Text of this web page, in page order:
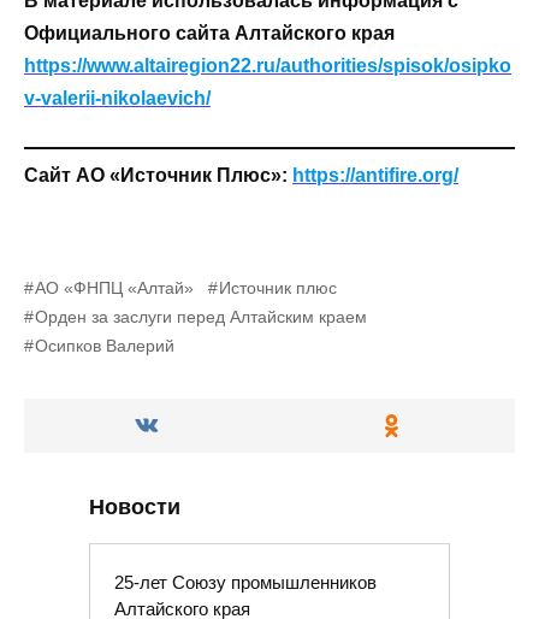
Официального сайта Алтайского края
https://www.altairegion22.ru/authorities/spisok/osipko
v-valerii-nikolaevich/
Сайт АО «Источник Плюс»: https://antifire.org/
АО «ФНПЦ «Алтай»
Источник плюс
Орден за заслуги перед Алтайским краем
Осипков Валерий
Новости
25-лет Союзу промышленников
Алтайского края